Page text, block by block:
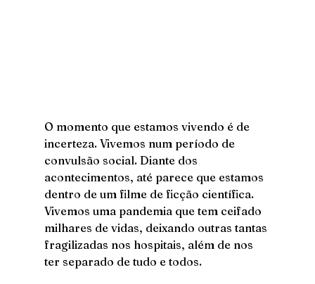
O momento que estamos vivendo é de
incerteza. Vivemos num período de
convulsão social. Diante dos
acontecimentos, até parece que estamos
dentro de um filme de ficção científica.
Vivemos uma pandemia que tem ceifado
milhares de vidas, deixando outras tantas
fragilizadas nos hospitais, além de nos
ter separado de tudo e todos.